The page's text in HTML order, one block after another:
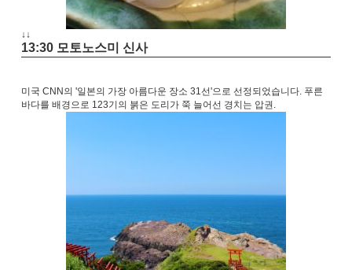
↓↓
13:30 모토노스미 신사
미국 CNN의 '일본의 가장 아름다운 장소 31선'으로 선정되었습니다. 푸른
바다를 배경으로 123기의 붉은 도리가 쭉 늘어선 경치는 압권.